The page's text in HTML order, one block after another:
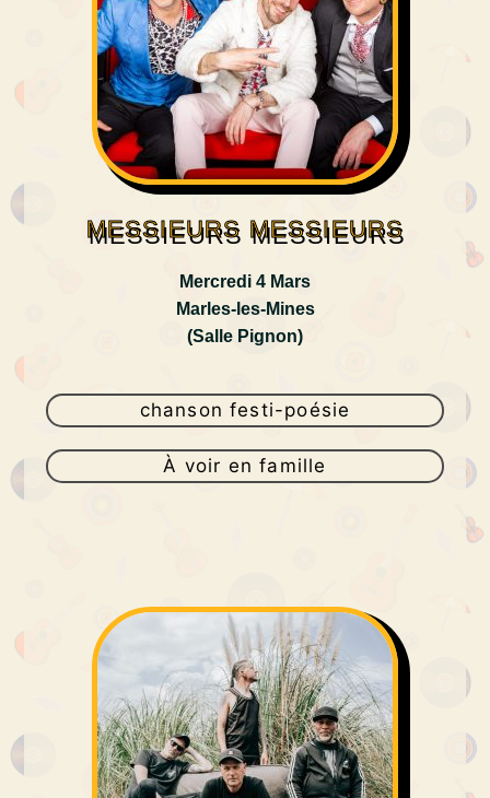
MESSIEURS MESSIEURS
Mercredi 4 Mars
Marles-les-Mines
(Salle Pignon)
chanson festi-poésie
À voir en famille